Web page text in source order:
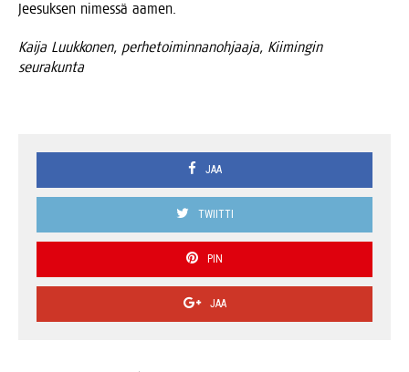
Jee­suk­sen nimes­sä aamen.
Kai­ja Luuk­ko­nen, per­he­toi­min­na­noh­jaa­ja, Kii­min­gin
seurakunta
JAA
TWIITTI
PIN
JAA